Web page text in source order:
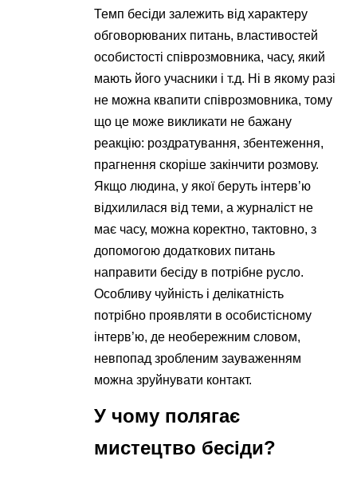
Темп бесіди залежить від характеру
обговорюваних питань, властивостей
особистості співрозмовника, часу, який
мають його учасники і т.д. Ні в якому разі
не можна квапити співрозмовника, тому
що це може викликати не бажану
реакцію: роздратування, збентеження,
прагнення скоріше закінчити розмову.
Якщо людина, у якої беруть інтерв’ю
відхилилася від теми, а журналіст не
має часу, можна коректно, тактовно, з
допомогою додаткових питань
направити бесіду в потрібне русло.
Особливу чуйність і делікатність
потрібно проявляти в особистісному
інтерв’ю, де необережним словом,
невпопад зробленим зауваженням
можна зруйнувати контакт.
У чому полягає
мистецтво бесіди?